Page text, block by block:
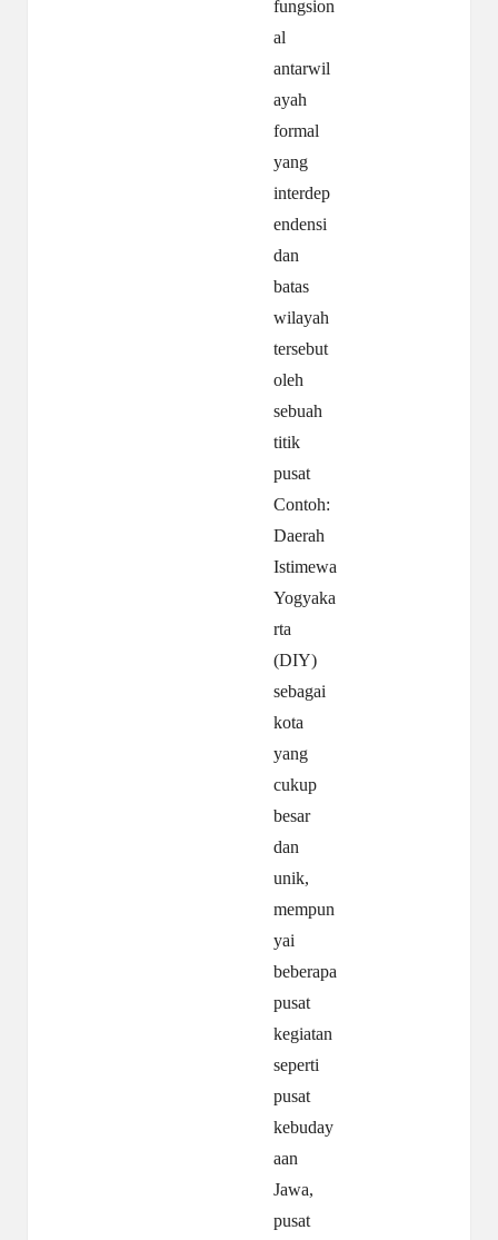
fungsion
al
antarwil
ayah
formal
yang
interdep
endensi
dan
batas
wilayah
tersebut
oleh
sebuah
titik
pusat
Contoh:
Daerah
Istimewa
Yogyaka
rta
(DIY)
sebagai
kota
yang
cukup
besar
dan
unik,
mempun
yai
beberapa
pusat
kegiatan
seperti
pusat
kebuday
aan
Jawa,
pusat